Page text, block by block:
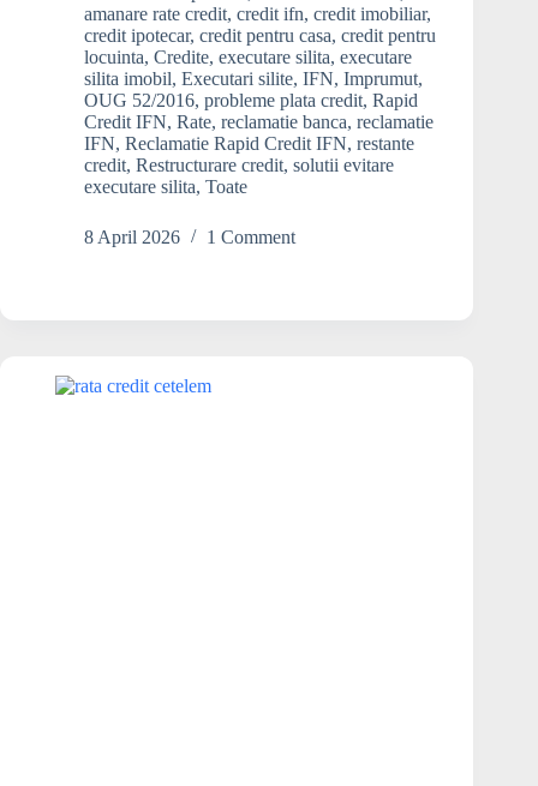
ca
Rapid
Credit
să
mă
execute
silit
și
mi
vândă
nu
ratele?
amanare rate credit, credit ifn, credit imobiliar,
credit ipotecar, credit pentru casa, credit pentru
locuinta, Credite, executare silita, executare
silita imobil, Executari silite, IFN, Imprumut,
OUG 52/2016, probleme plata credit, Rapid
Credit IFN, Rate, reclamatie banca, reclamatie
IFN, Reclamatie Rapid Credit IFN, restante
credit, Restructurare credit, solutii evitare
executare silita, Toate
8 April 2026 1 Comment